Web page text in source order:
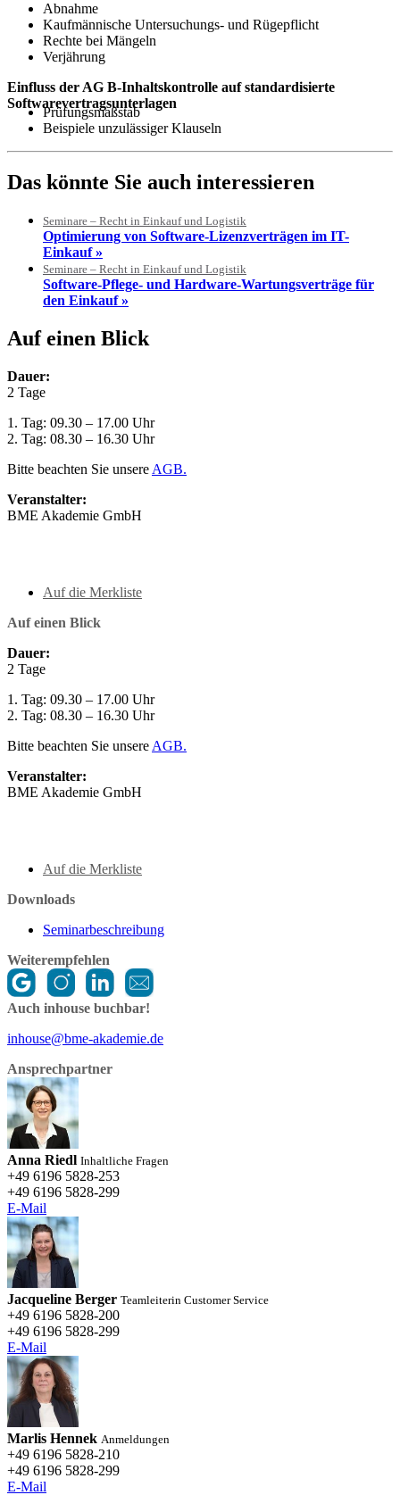
Abnahme
Kaufmännische Untersuchungs- und Rügepflicht
Rechte bei Mängeln
Verjährung
Einfluss der AG B-Inhaltskontrolle auf standardisierte
Softwarevertragsunterlagen
Prüfungsmaßstab
Beispiele unzulässiger Klauseln
Das könnte Sie auch interessieren
Seminare – Recht in Einkauf und Logistik
Optimierung von Software-Lizenzverträgen im IT-
Einkauf »
Seminare – Recht in Einkauf und Logistik
Software-Pflege- und Hardware-Wartungsverträge für
den Einkauf »
Auf einen Blick
Dauer:
2 Tage
1. Tag: 09.30 – 17.00 Uhr
2. Tag: 08.30 – 16.30 Uhr
Bitte beachten Sie unsere AGB.
Veranstalter:
BME Akademie GmbH
Auf die Merkliste
Auf einen Blick
Dauer:
2 Tage
1. Tag: 09.30 – 17.00 Uhr
2. Tag: 08.30 – 16.30 Uhr
Bitte beachten Sie unsere AGB.
Veranstalter:
BME Akademie GmbH
Auf die Merkliste
Downloads
Seminarbeschreibung
Weiterempfehlen
Auch inhouse buchbar!
inhouse@bme-akademie.de
Ansprechpartner
Anna Riedl Inhaltliche Fragen
+49 6196 5828-253
+49 6196 5828-299
E-Mail
Jacqueline Berger Teamleiterin Customer Service
+49 6196 5828-200
+49 6196 5828-299
E-Mail
Marlis Hennek Anmeldungen
+49 6196 5828-210
+49 6196 5828-299
E-Mail